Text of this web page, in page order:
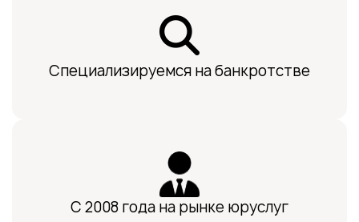
сотен дел о банкротстве.
Специализируемся на банкротстве
С 2008 года на рынке юруслуг